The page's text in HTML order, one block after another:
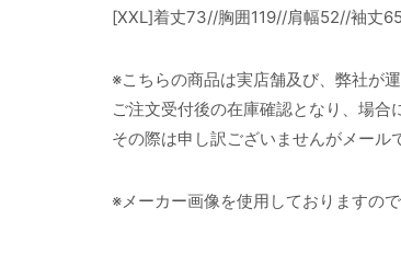
[XXL]着丈73//胸囲119//肩幅52//袖丈
※こちらの商品は実店舗及び、弊社が
ご注文受付後の在庫確認となり、場合
その際は申し訳ございませんがメール
※メーカー画像を使用しておりますの